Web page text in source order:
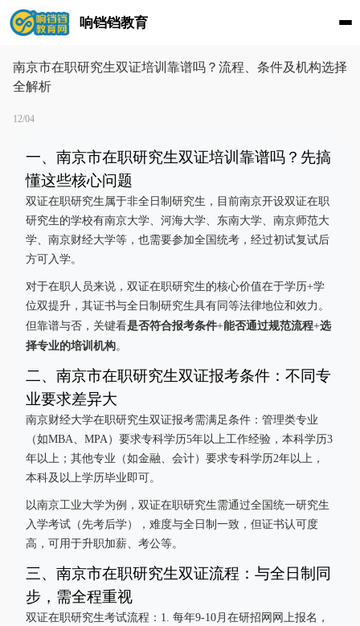
响铛铛教育
南京市在职研究生双证培训靠谱吗？流程、条件及机构选择
全解析
12/04
一、南京市在职研究生双证培训靠谱吗？先搞
懂这些核心问题
双证在职研究生属于非全日制研究生，目前南京开设双证在职
研究生的学校有南京大学、河海大学、东南大学、南京师范大
学、南京财经大学等，也需要参加全国统考，经过初试复试后
方可入学。
对于在职人员来说，双证在职研究生的核心价值在于学历+学
位双提升，其证书与全日制研究生具有同等法律地位和效力。
但靠谱与否，关键看是否符合报考条件+能否通过规范流程+选
择专业的培训机构。
二、南京市在职研究生双证报考条件：不同专
业要求差异大
南京财经大学在职研究生双证报考需满足条件：管理类专业
（如MBA、MPA）要求专科学历5年以上工作经验，本科学历3
年以上；其他专业（如金融、会计）要求专科学历2年以上，
本科及以上学历毕业即可。
以南京工业大学为例，双证在职研究生需通过全国统一研究生
入学考试（先考后学），难度与全日制一致，但证书认可度
高，可用于升职加薪、考公等。
三、南京市在职研究生双证流程：与全日制同
步，需全程重视
双证在职研究生考试流程：1. 每年9-10月在研招网网上报名，